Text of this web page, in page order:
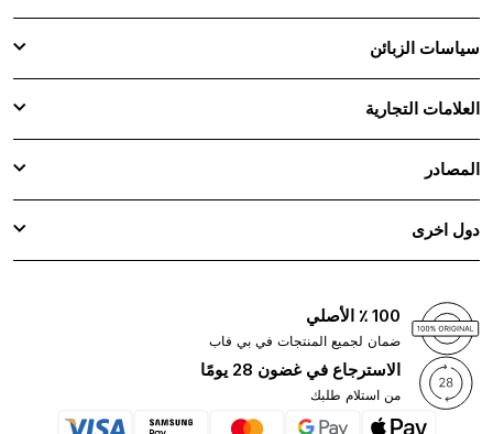
سياسات الزبائن
العلامات التجارية
المصادر
دول اخرى
100 ٪ الأصلي
ضمان لجميع المنتجات في بي فاب
الاسترجاع في غضون 28 يومًا
من استلام طلبك